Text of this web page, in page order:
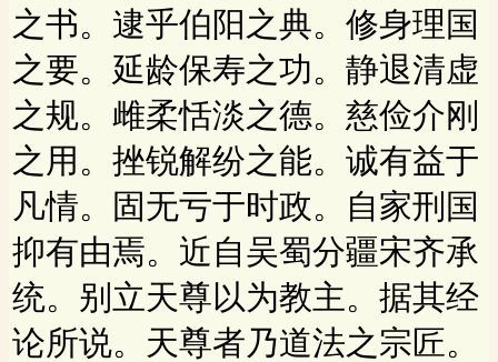
之书。逮乎伯阳之典。修身理国
之要。延龄保寿之功。静退清虚
之规。雌柔恬淡之德。慈俭介刚
之用。挫锐解纷之能。诚有益于
凡情。固无亏于时政。自家刑国
抑有由焉。近自吴蜀分疆宋齐承
统。别立天尊以为教主。据其经
论所说。天尊者乃道法之宗匠。